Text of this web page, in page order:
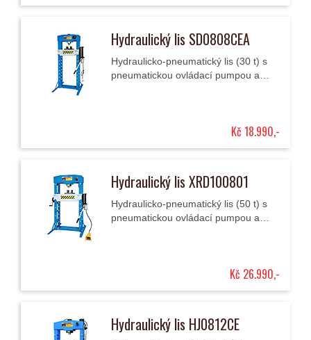
Hydraulický lis SD0808CEA
Hydraulicko-pneumatický lis (30 t) s
pneumatickou ovládací pumpou a
Kč 18.990,-
Hydraulický lis XRD100801
Hydraulicko-pneumatický lis (50 t) s
pneumatickou ovládací pumpou a
Kč 26.990,-
Hydraulický lis HJ0812CE